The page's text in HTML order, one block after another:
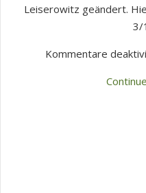
Leiserowitz geändert.
3/
Kommentare